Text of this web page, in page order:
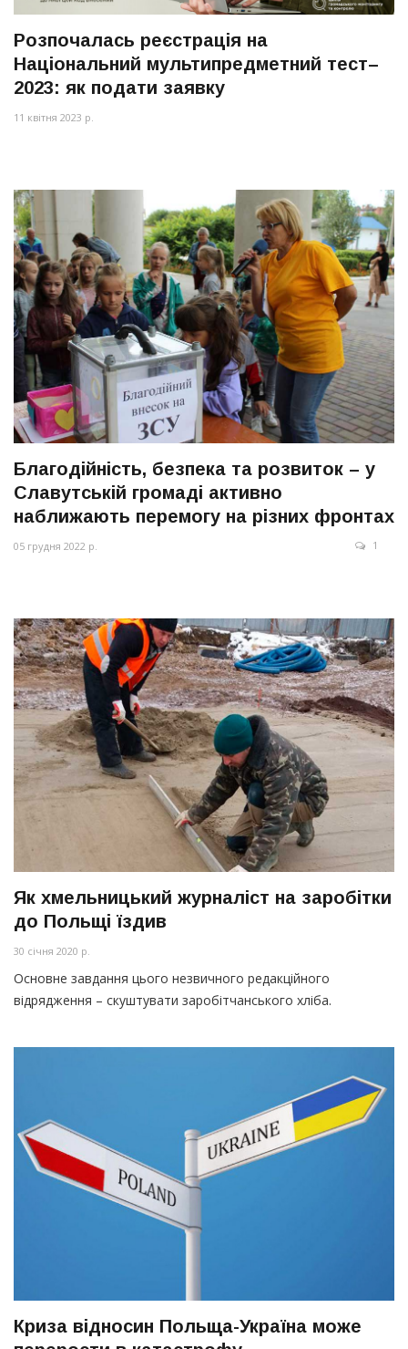
Розпочалась реєстрація на
Національний мультипредметний тест–
2023: як подати заявку
11 квітня 2023 р.
Благодійність, безпека та розвиток – у
Славутській громаді активно
наближають перемогу на різних фронтах
05 грудня 2022 р. 1
Як хмельницький журналіст на заробітки
до Польщі їздив
30 січня 2020 р.
Основне завдання цього незвичного редакційного
відрядження – скуштувати заробітчанського хліба.
Криза відносин Польща-Україна може